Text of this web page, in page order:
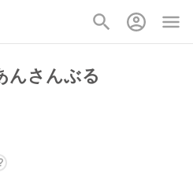
さんぶる